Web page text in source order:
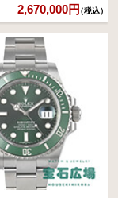
2,670,000円（税込）